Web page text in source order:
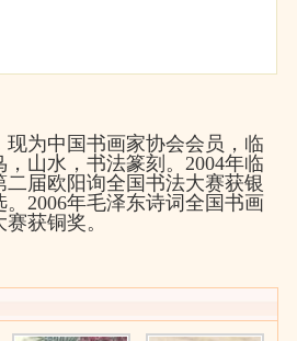
为中国书画家协会会员，临
山水，书法篆刻。2004年临
届欧阳询全国书法大赛获银
2006年毛泽东诗词全国书画
获铜奖。